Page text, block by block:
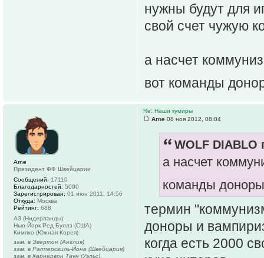
нужны будут для
свой счет чужую
а насчет
вот команды
Re: Наши кумиры
Arne 08 ноя 2012, 08:04
WOLF DIABLO
а насчет
команды
термин
доноры и
когда есть 2000
Arne
Президент ФФ Швейцарии
Сообщений: 17110
Благодарностей: 5090
Зарегистрирован: 01 июн 2011, 14:56
Откуда: Москва
Рейтинг: 688
АЗ (Нидерланды)
Нью-Йорк Ред Буллз (США)
Кимпхо (Южная Корея)
зам. в Эвертон (Англия)
зам. в Рапперсвиль-Йона (Швейцария)
зам. в Карнарвон Таун (Уэльс)